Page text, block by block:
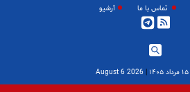
تماس با ما آرشیو
|
2026 August 6